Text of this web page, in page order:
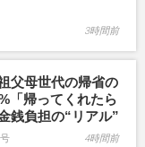
3時間前
父母世代の帰省の
「帰ってくれたら
銭負担の“リアル”
4時間前